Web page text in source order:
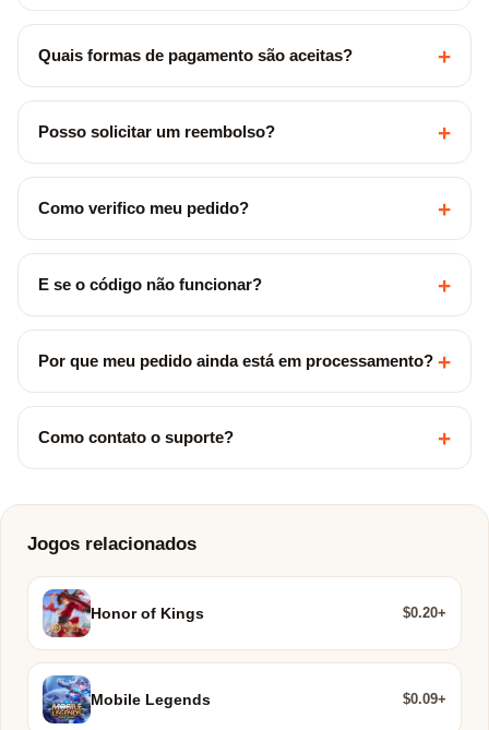
Quais formas de pagamento são aceitas? +
Posso solicitar um reembolso? +
Como verifico meu pedido? +
E se o código não funcionar? +
Por que meu pedido ainda está em processamento? +
Como contato o suporte? +
Jogos relacionados
Honor of Kings $0.20+
Mobile Legends $0.09+